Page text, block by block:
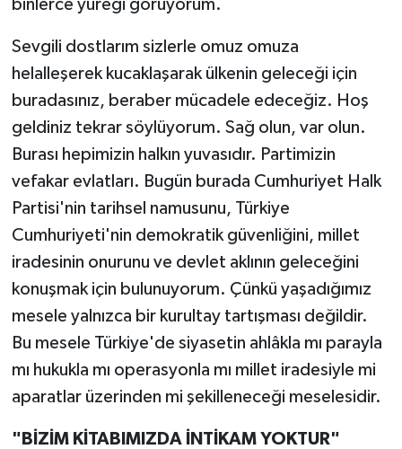
binlerce yüreği görüyorum.
Sevgili dostlarım sizlerle omuz omuza
helalleşerek kucaklaşarak ülkenin geleceği için
buradasınız, beraber mücadele edeceğiz. Hoş
geldiniz tekrar söylüyorum. Sağ olun, var olun.
Burası hepimizin halkın yuvasıdır. Partimizin
vefakar evlatları. Bugün burada Cumhuriyet Halk
Partisi'nin tarihsel namusunu, Türkiye
Cumhuriyeti'nin demokratik güvenliğini, millet
iradesinin onurunu ve devlet aklının geleceğini
konuşmak için bulunuyorum. Çünkü yaşadığımız
mesele yalnızca bir kurultay tartışması değildir.
Bu mesele Türkiye'de siyasetin ahlâkla mı parayla
mı hukukla mı operasyonla mı millet iradesiyle mi
aparatlar üzerinden mi şekilleneceği meselesidir.
"BİZİM KİTABIMIZDA İNTİKAM YOKTUR"